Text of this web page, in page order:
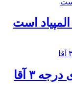
است
۳ آقا